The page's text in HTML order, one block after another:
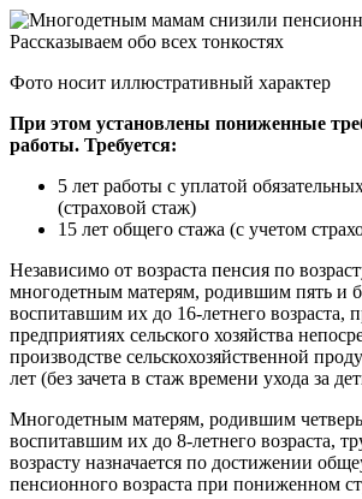
Фото носит иллюстративный характер
При этом установлены пониженные
работы. Требуется:
5 лет работы с уплатой
(страховой стаж)
15 лет общего стажа (с учетом
Независимо от возраста пенсия по
многодетным матерям, родившим пять и
воспитавшим их до 16-летнего возраста,
предприятиях сельского хозяйства
производстве сельскохозяйственной
лет (без зачета в стаж времени ухода за
Многодетным матерям, родившим
воспитавшим их до 8-летнего возраста,
возрасту назначается по достижении
пенсионного возраста при пониженном